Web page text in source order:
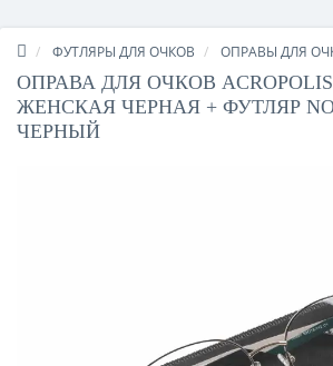
ФУТЛЯРЫ ДЛЯ ОЧКОВ ОПРАВЫ ДЛЯ
ОПРАВА ДЛЯ ОЧКОВ ACROPOLIS
ЖЕНСКАЯ ЧЕРНАЯ + ФУТЛЯР
ЧЕРНЫЙ